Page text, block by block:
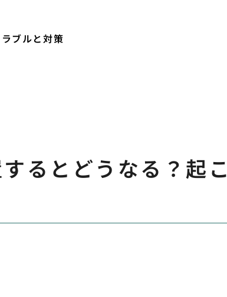
ブルと対策
るとどうなる？起こ